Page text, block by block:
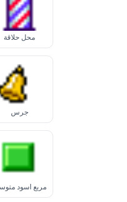
محل حلاقة
جرس